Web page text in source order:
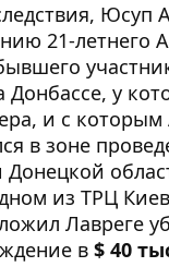
Юсуп
21-летнего
Донбассе, у
и с которым
в зоне
Донецкой
из ТРЦ
Лавреге
в $ 40